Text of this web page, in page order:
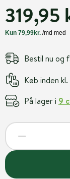
319,95
Bestil nu og
Køb inden
På lager i 9